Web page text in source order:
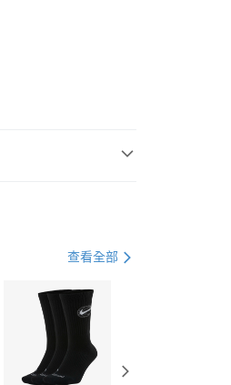
轉至「AFTEE先享後
完成結帳。
查看全部